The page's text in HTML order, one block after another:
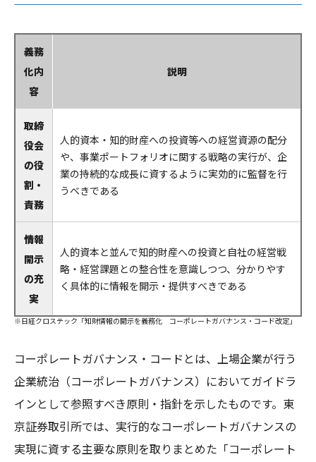
義務
化内
容
説明
取締
役会
の役
割・
責務
人的資本・知的財産への投資等への経営資源の配分
や、事業ポートフォリオに関する戦略の実行が、企
業の持続的な成長に資するように実効的に監督を行
うべきである
情報
開示
の充
実
人的資本と並んで知的財産への投資と自社の経営戦
略・経営課題との整合性を意識しつつ、分かりやす
く具体的に情報を開示・提供すべきである
※日経クロステック「知財情報の開示を義務化 コーポレートガバナンス・コード改定」
コーポレートガバナンス・コードとは、上場企業が行う
企業統治（コーポレートガバナンス）においてガイドラ
インとして参照すべき原則・指針を示したものです。東
京証券取引所では、実行的なコーポレートガバナンスの
実現に資する主要な原則を取りまとめた「コーポレート